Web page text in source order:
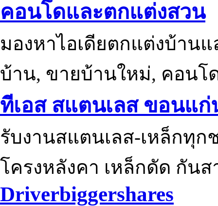
คอนโดและตกแต่งสวน
มองหาไอเดียตกแต่งบ้าน
บ้าน, ขายบ้านใหม่, คอนโ
ทีเอส สแตนเลส ขอนแก่
รับงานสแตนเลส-เหล็กทุ
โครงหลังคา เหล็กดัด กัน
Driverbiggershares